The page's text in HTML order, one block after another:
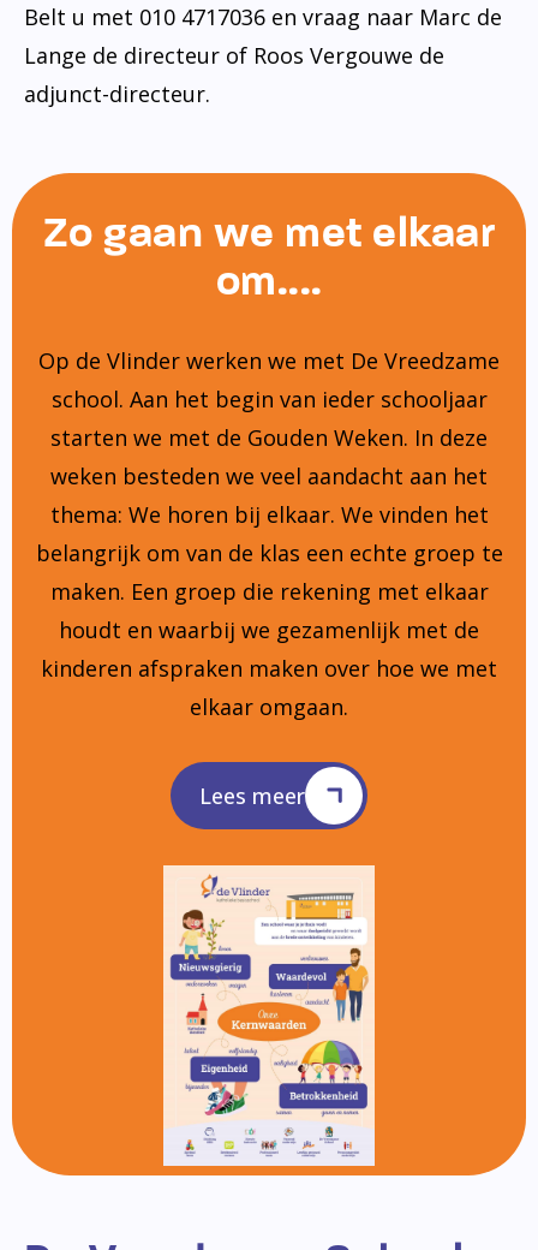
Belt u met 010 4717036 en vraag naar Marc de
Lange de directeur of Roos Vergouwe de
adjunct-directeur.
Zo gaan we met elkaar
om....
Op de Vlinder werken we met De Vreedzame
school. Aan het begin van ieder schooljaar
starten we met de Gouden Weken. In deze
weken besteden we veel aandacht aan het
thema: We horen bij elkaar. We vinden het
belangrijk om van de klas een echte groep te
maken. Een groep die rekening met elkaar
houdt en waarbij we gezamenlijk met de
kinderen afspraken maken over hoe we met
elkaar omgaan.
Lees meer